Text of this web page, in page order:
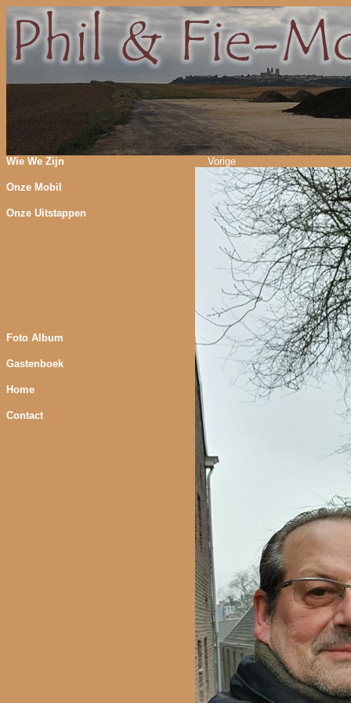
Wie We Zijn
Onze Mobil
Onze Uitstappen
Foto Album
Gastenboek
Home
Contact
Vorige